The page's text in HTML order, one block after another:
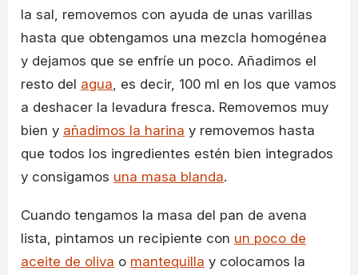
la sal, removemos con ayuda de unas varillas
hasta que obtengamos una mezcla homogénea
y dejamos que se enfríe un poco. Añadimos el
resto del agua , es decir, 100 ml en los que vamos
a deshacer la levadura fresca. Removemos muy
bien y añadimos la harina y removemos hasta
que todos los ingredientes estén bien integrados
y consigamos una masa blanda.
Cuando tengamos la masa del pan de avena
lista, pintamos un recipiente con un poco de
aceite de oliva o mantequilla y colocamos la